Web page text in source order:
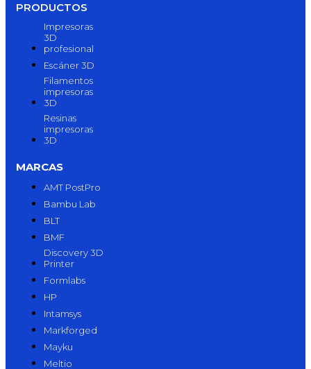
PRODUCTOS
Impresoras
3D
profesional
Escáner 3D
Filamentos
impresoras
3D
Resinas
impresoras
3D
MARCAS
AMT PostPro
Bambu Lab
BLT
BMF
Discovery 3D
Printer
Formlabs
HP
Intamsys
Markforged
Mayku
Meltio